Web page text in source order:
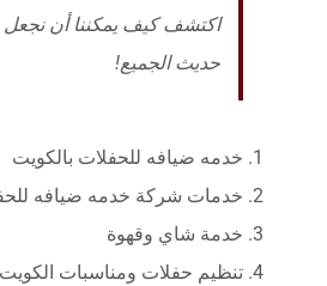
اكتشف كيف يمكننا أن نجعل
حديث الجميع!
خدمه ضيافه للحفلات بالكويت
خدمات شركة خدمه ضيافه
خدمة شاي وقهوة
تنظيم حفلات ومناسبات الكويت